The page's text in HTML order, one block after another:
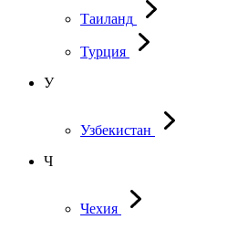
Таиланд
Турция
У
Узбекистан
Ч
Чехия